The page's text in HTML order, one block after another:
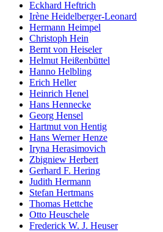
Eckhard Heftrich
Irène Heidelberger-Leonard
Hermann Heimpel
Christoph Hein
Bernt von Heiseler
Helmut Heißenbüttel
Hanno Helbling
Erich Heller
Heinrich Henel
Hans Hennecke
Georg Hensel
Hartmut von Hentig
Hans Werner Henze
Iryna Herasimovich
Zbigniew Herbert
Gerhard F. Hering
Judith Hermann
Stefan Hertmans
Thomas Hettche
Otto Heuschele
Frederick W. J. Heuser